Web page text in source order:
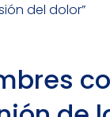
del dolor”